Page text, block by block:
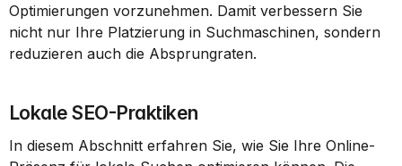
Optimierungen vorzunehmen. Damit verbessern Sie
nicht nur Ihre Platzierung in Suchmaschinen, sondern
reduzieren auch die Absprungraten.
Lokale SEO-Praktiken
In diesem Abschnitt erfahren Sie, wie Sie Ihre Online-